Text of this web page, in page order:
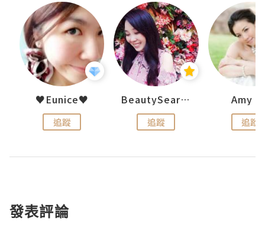
♥Eunice♥
追蹤
BeautySearch
追蹤
Amy
追蹤
發表評論